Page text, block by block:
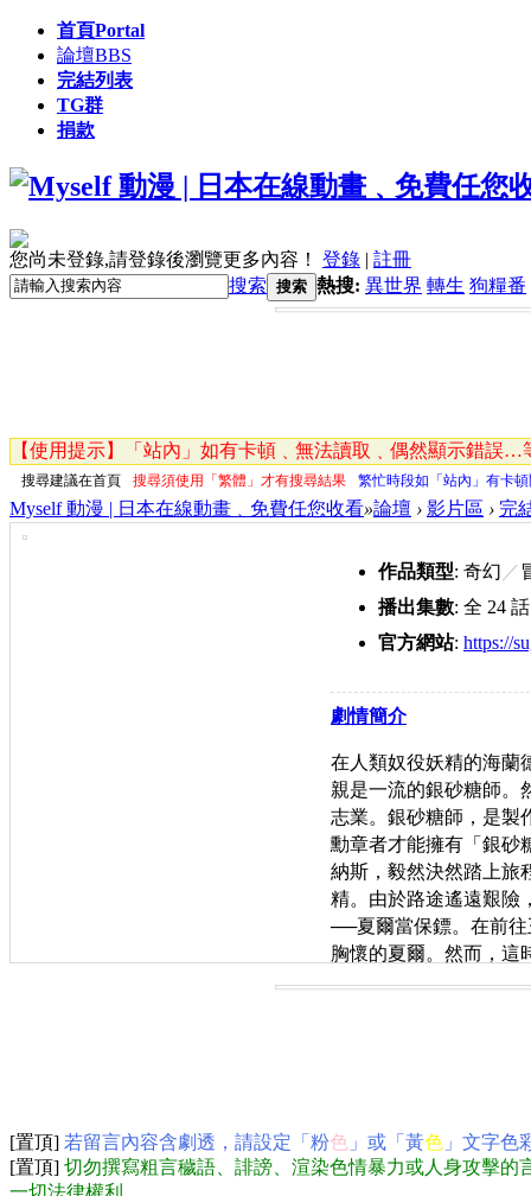
首頁Portal
論壇BBS
完結列表
TG群
捐款
您尚未登錄,請登錄後瀏覽更多內容！ 登錄 | 註冊
搜索 搜索 熱搜: 異世界 轉生 狗糧番
【使用提示】「站內」如有卡頓﹑無法讀取﹑偶然顯示錯誤
搜尋建議在首頁 搜尋須使用「繁體」才有搜尋結果 繁忙時段如「站內」有卡
Myself 動漫 | 日本在線動畫﹑免費任您收看»論壇 › 影片區 › 完
作品類型: 奇幻 ／
播出集數: 全 24 話
官方網站: https://
劇情簡介
在人類奴役妖精的海蘭
親是一流的銀砂糖師。
志業。銀砂糖師，是製
勳章者才能擁有「銀砂
納斯，毅然決然踏上旅
精。由於路途遙遠艱險
──夏爾當保鏢。在前
胸懷的夏爾。然而，這
少緊張感。後與神祕男
[置頂] 若留言內容含劇透，請設定「粉色 」或「黃色 」文字色
[置頂] 切勿撰寫粗言穢語、誹謗、渲染色情暴力或人身攻擊的
一切法律權利。